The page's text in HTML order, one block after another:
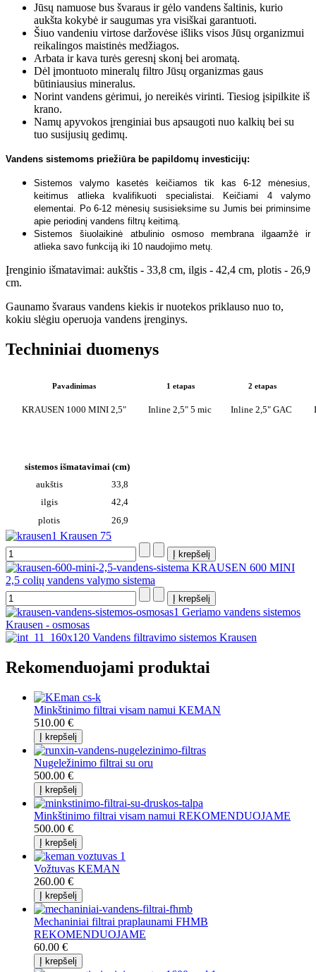
Jūsų namuose bus švaraus ir gėlo vandens šaltinis, kurio
aukšta kokybė ir saugumas yra visiškai garantuoti.
Šiuo vandeniu virtose daržovėse išliks visos Jūsų organizmui
reikalingos maistinės medžiagos.
Arbata ir kava turės geresnį skonį bei aromatą.
Dėl įmontuoto mineralų filtro Jūsų organizmas gaus
būtiniausius mineralus.
Norint vandens gėrimui, jo nereikės virinti. Tiesiog įsipilkite iš
krano.
Namų apyvokos įrenginiai bus apsaugoti nuo kalkių bei su
tuo susijusių gedimų.
Vandens sistemoms priežiūra be papildomų investicijų:
Sistemos valymo kasetės keičiamos tik kas 6-12 mėnesius,
keitimus atlieka kvalifikuoti specialistai. Keičiami 4 valymo
elementai. Po 6-12 mėnesių susisieksime su Jumis bei priminsime
apie periodinį vandens filtrų keitimą.
Sistemos šiuolaikinė atbulinio osmoso membrana ilgaamžė ir
atlieka savo funkciją iki 10 naudojimo metų.
Įrenginio išmatavimai: aukštis - 33,8 cm, ilgis - 42,4 cm, plotis - 26,9
cm.
Gaunamo švaraus vandens kiekis ir nuotekos priklauso nuo to,
kokiu slėgiu operuoja vandens įrenginys.
Techniniai duomenys
Pavadinimas 1 etapas 2 etapas
KRAUSEN 1000 MINI 2,5" Inline 2,5" 5 mic Inline 2,5" GAC
sistemos išmatavimai (cm)
aukštis
33,8
ilgis
42,4
plotis
26,9
Krausen 75
KRAUSEN 600 MINI
2,5 colių vandens valymo sistema
Geriamo vandens sistemos
Krausen - osmosas
Vandens filtravimo sistemos Krausen
Rekomenduojami produktai
Minkštinimo filtrai visam namui KEMAN
510.00 €
Nugeležinimo filtrai su oru
500.00 €
Minkštinimo filtrai visam namui REKOMENDUOJAME
500.00 €
Vožtuvas KEMAN
260.00 €
Mechaniniai filtrai praplaunami FHMB
REKOMENDUOJAME
60.00 €